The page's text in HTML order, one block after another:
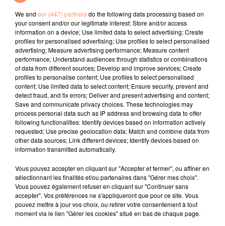
deux sites.
La société ayant été liquidée fin 2011, ce sont deux de
ses dirigeants qui sont poursuivis : son créateur et
gérant depuis 1966 et le responsable qualité et
hygiène. Ils sont poursuivis pour"blessures
involontaires par violation manifestement délibérée
d’une obligation de sécurité ou de prudence ayant
entraîné une incapacité totale de travail supérieure à
trois mois"et"tromperie sur une marchandise
entraînant un danger pour la santé de l’homme",
notamment.
A l'ouverture du procès, ce mardi, en présence de
Nolan, ils sont apparus tous deux à la barre, la mine
sombre, sans se parler au préalable. L'un et l'autre se
renvoient la responsabilité des manquements aux
obligations sanitaires, dont le contrôle aléatoire des
We and our (447) partnersdo the following data processing based on
your consent and/or our legitimate interest: Store and/or access
information on a device; Use limited data to select advertising; Create
profiles for personalised advertising; Use profiles to select personalised
advertising; Measure advertising performance; Measure content
performance; Understand audiences through statistics or combinations
of data from different sources; Develop and improve services; Create
profiles to personalise content; Use profiles to select personalised
content; Use limited data to select content; Ensure security, prevent and
detect fraud, and fix errors; Deliver and present advertising and content;
Save and communicate privacy choices. These technologies may
process personal data such as IP address and browsing data to offer
following functionalities: Identify devices based on information actively
requested; Use precise geolocation data; Match and combine data from
other data sources; Link different devices; Identify devices based on
information transmitted automatically.
Vous pouvez accepter en cliquant sur "Accepter et fermer", ou affiner en
sélectionnant les finalités et/ou partenaires dans "Gérer mes choix".
Vous pouvez également refuser en cliquant sur "Continuer sans
accepter". Vos préférences ne s'appliqueront que pour ce site. Vous
pouvez mettre à jour vos choix, ou retirer votre consentement à tout
moment via le lien "Gérer les cookies" situé en bas de chaque page.